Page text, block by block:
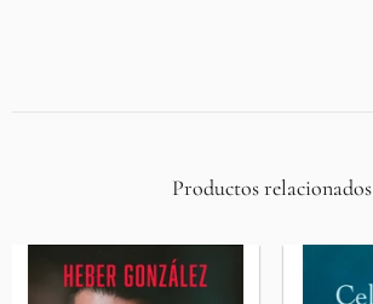
Productos relacionados